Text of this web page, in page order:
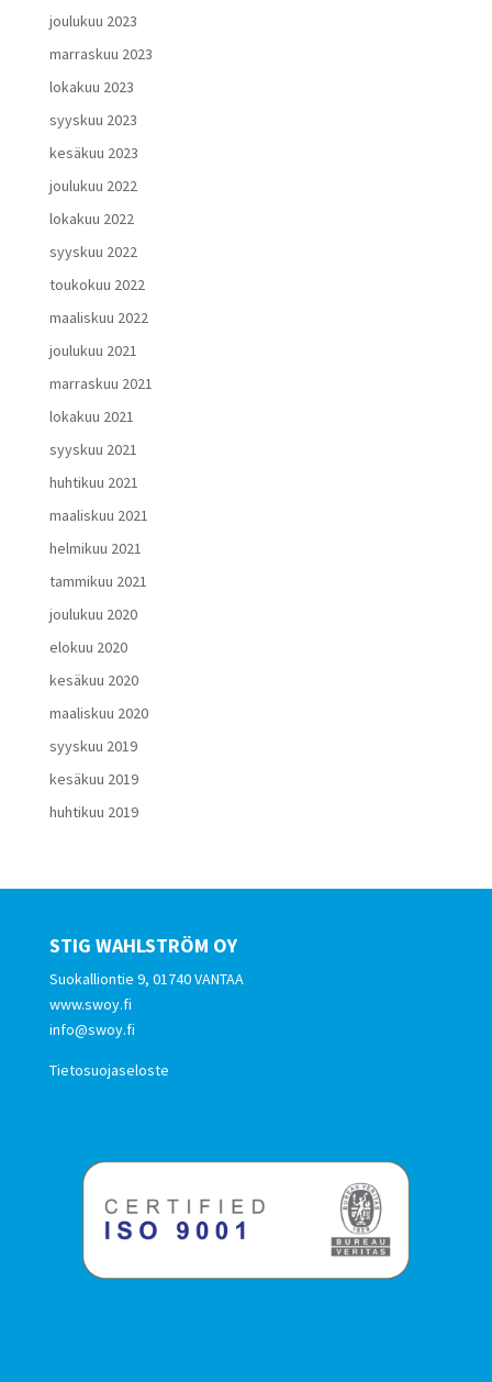
joulukuu 2023
marraskuu 2023
lokakuu 2023
syyskuu 2023
kesäkuu 2023
joulukuu 2022
lokakuu 2022
syyskuu 2022
toukokuu 2022
maaliskuu 2022
joulukuu 2021
marraskuu 2021
lokakuu 2021
syyskuu 2021
huhtikuu 2021
maaliskuu 2021
helmikuu 2021
tammikuu 2021
joulukuu 2020
elokuu 2020
kesäkuu 2020
maaliskuu 2020
syyskuu 2019
kesäkuu 2019
huhtikuu 2019
STIG WAHLSTRÖM OY
Suokalliontie 9, 01740 VANTAA
www.swoy.fi
info@swoy.fi
Tietosuojaseloste